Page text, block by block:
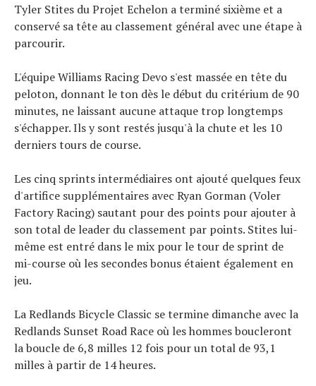
Tyler Stites du Projet Echelon a terminé sixième et a
conservé sa tête au classement général avec une étape à
parcourir.
L'équipe Williams Racing Devo s'est massée en tête du
peloton, donnant le ton dès le début du critérium de 90
minutes, ne laissant aucune attaque trop longtemps
s'échapper. Ils y sont restés jusqu'à la chute et les 10
derniers tours de course.
Les cinq sprints intermédiaires ont ajouté quelques feux
d'artifice supplémentaires avec Ryan Gorman (Voler
Factory Racing) sautant pour des points pour ajouter à
son total de leader du classement par points. Stites lui-
même est entré dans le mix pour le tour de sprint de
mi-course où les secondes bonus étaient également en
jeu.
La Redlands Bicycle Classic se termine dimanche avec la
Redlands Sunset Road Race où les hommes boucleront
la boucle de 6,8 milles 12 fois pour un total de 93,1
milles à partir de 14 heures.